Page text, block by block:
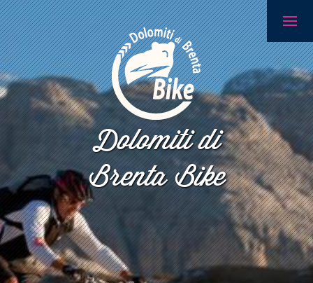
Dolomiti di
Brenta Bike